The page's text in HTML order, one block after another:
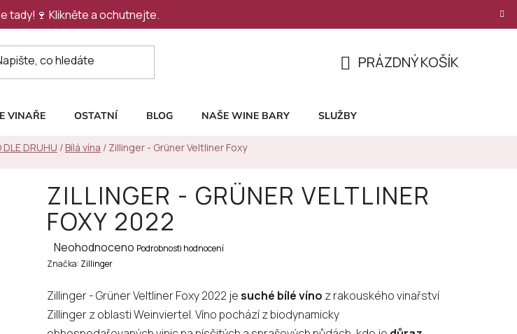
tady!🍷 Klikněte a ochutnejte.
KOŠÍK
PRÁZDNÝ KOŠÍK
VINAŘE OSTATNÍ BLOG NAŠE WINE BARY SLUŽBY
DLE DRUHU / Bílá vína / Zillinger - Grüner Veltliner Foxy
ZILLINGER - GRÜNER VELTLINER
FOXY 2022
Průměrné
hodnocení
je
0,0
Neohodnoceno Podrobnosti hodnocení
Značka: Zillinger
Zillinger - Grüner Veltliner Foxy 2022 jesuché bílé víno z rakouského vinařství
Zillinger z oblasti Weinviertel. Víno pochází z biodynamicky